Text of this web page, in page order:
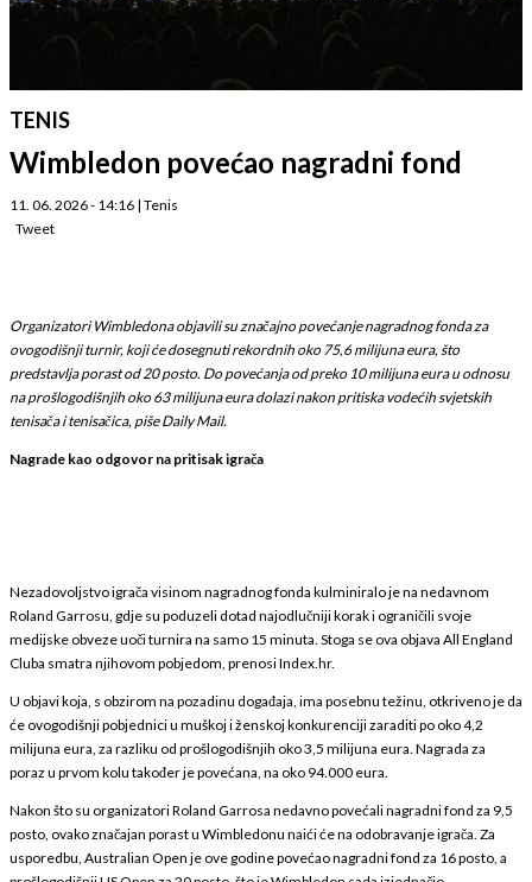
TENIS
Wimbledon povećao nagradni fond
11. 06. 2026 - 14:16 | Tenis
Tweet
Organizatori Wimbledona objavili su značajno povećanje nagradnog fonda za
ovogodišnji turnir, koji će dosegnuti rekordnih oko 75,6 milijuna eura, što
predstavlja porast od 20 posto. Do povećanja od preko 10 milijuna eura u odnosu
na prošlogodišnjih oko 63 milijuna eura dolazi nakon pritiska vodećih svjetskih
tenisača i tenisačica, piše Daily Mail.
Nagrade kao odgovor na pritisak igrača
Nezadovoljstvo igrača visinom nagradnog fonda kulminiralo je na nedavnom
Roland Garrosu, gdje su poduzeli dotad najodlučniji korak i ograničili svoje
medijske obveze uoči turnira na samo 15 minuta. Stoga se ova objava All England
Cluba smatra njihovom pobjedom, prenosi Index.hr.
U objavi koja, s obzirom na pozadinu događaja, ima posebnu težinu, otkriveno je da
će ovogodišnji pobjednici u muškoj i ženskoj konkurenciji zaraditi po oko 4,2
milijuna eura, za razliku od prošlogodišnjih oko 3,5 milijuna eura. Nagrada za
poraz u prvom kolu također je povećana, na oko 94.000 eura.
Nakon što su organizatori Roland Garrosa nedavno povećali nagradni fond za 9,5
posto, ovako značajan porast u Wimbledonu naići će na odobravanje igrača. Za
usporedbu, Australian Open je ove godine povećao nagradni fond za 16 posto, a